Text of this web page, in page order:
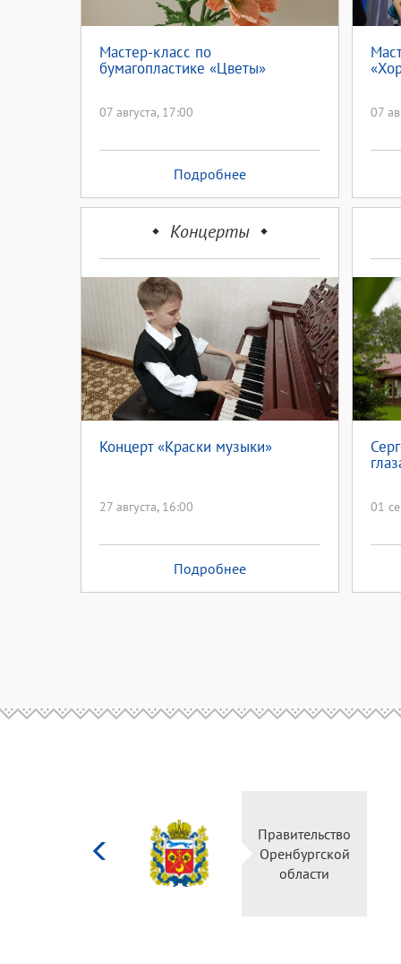
Мастер-класс по
бумагопластике «Цветы»
07 августа, 17:00
Подробнее
07
Концерты
Концерт «Краски музыки»
27 августа, 16:00
Подробнее
01
Правительство
Оренбургской
области